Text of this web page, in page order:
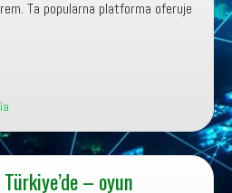
Ta popularna platforma oferuje